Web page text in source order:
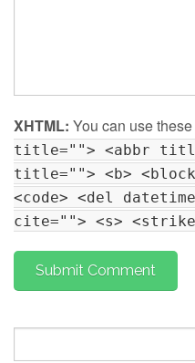
XHTML: You can use
title=""> <abbr
title=""> <b>
<code> <del
cite=""> <s>